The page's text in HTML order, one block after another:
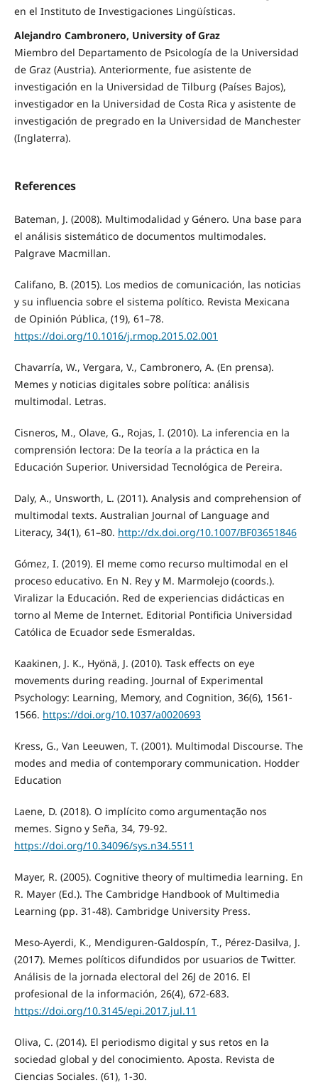
en el Instituto de Investigaciones Lingüísticas.
Alejandro Cambronero, University of Graz
Miembro del Departamento de Psicología de la Universidad
de Graz (Austria). Anteriormente, fue asistente de
investigación en la Universidad de Tilburg (Países Bajos),
investigador en la Universidad de Costa Rica y asistente de
investigación de pregrado en la Universidad de Manchester
(Inglaterra).
References
Bateman, J. (2008). Multimodalidad y Género. Una base para
el análisis sistemático de documentos multimodales.
Palgrave Macmillan.
Califano, B. (2015). Los medios de comunicación, las noticias
y su influencia sobre el sistema político. Revista Mexicana
de Opinión Pública, (19), 61–78.
https://doi.org/10.1016/j.rmop.2015.02.001
Chavarría, W., Vergara, V., Cambronero, A. (En prensa).
Memes y noticias digitales sobre política: análisis
multimodal. Letras.
Cisneros, M., Olave, G., Rojas, I. (2010). La inferencia en la
comprensión lectora: De la teoría a la práctica en la
Educación Superior. Universidad Tecnológica de Pereira.
Daly, A., Unsworth, L. (2011). Analysis and comprehension of
multimodal texts. Australian Journal of Language and
Literacy, 34(1), 61–80. http://dx.doi.org/10.1007/BF03651846
Gómez, I. (2019). El meme como recurso multimodal en el
proceso educativo. En N. Rey y M. Marmolejo (coords.).
Viralizar la Educación. Red de experiencias didácticas en
torno al Meme de Internet. Editorial Pontificia Universidad
Católica de Ecuador sede Esmeraldas.
Kaakinen, J. K., Hyönä, J. (2010). Task effects on eye
movements during reading. Journal of Experimental
Psychology: Learning, Memory, and Cognition, 36(6), 1561-
1566. https://doi.org/10.1037/a0020693
Kress, G., Van Leeuwen, T. (2001). Multimodal Discourse. The
modes and media of contemporary communication. Hodder
Education
Laene, D. (2018). O implícito como argumentação nos
memes. Signo y Seña, 34, 79-92.
https://doi.org/10.34096/sys.n34.5511
Mayer, R. (2005). Cognitive theory of multimedia learning. En
R. Mayer (Ed.). The Cambridge Handbook of Multimedia
Learning (pp. 31-48). Cambridge University Press.
Meso-Ayerdi, K., Mendiguren-Galdospín, T., Pérez-Dasilva, J.
(2017). Memes políticos difundidos por usuarios de Twitter.
Análisis de la jornada electoral del 26J de 2016. El
profesional de la información, 26(4), 672-683.
https://doi.org/10.3145/epi.2017.jul.11
Oliva, C. (2014). El periodismo digital y sus retos en la
sociedad global y del conocimiento. Aposta. Revista de
Ciencias Sociales. (61), 1-30.